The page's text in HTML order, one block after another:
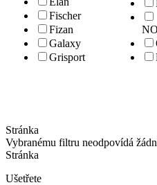
Fischer
Fizan
Galaxy
Grisport
Stránka
Vybranému filtru neodpovídá
Stránka
Ušetřete